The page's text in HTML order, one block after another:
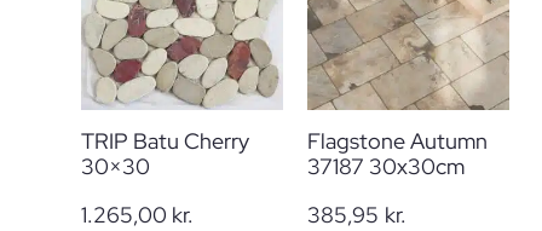
TRIP Batu Cherry
30×30
1.265,00 kr.
Flagstone Autumn
37187 30x30cm
385,95 kr.